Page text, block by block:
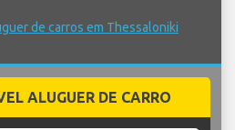
de carros em Thessaloniki
ALUGUER DE CARRO